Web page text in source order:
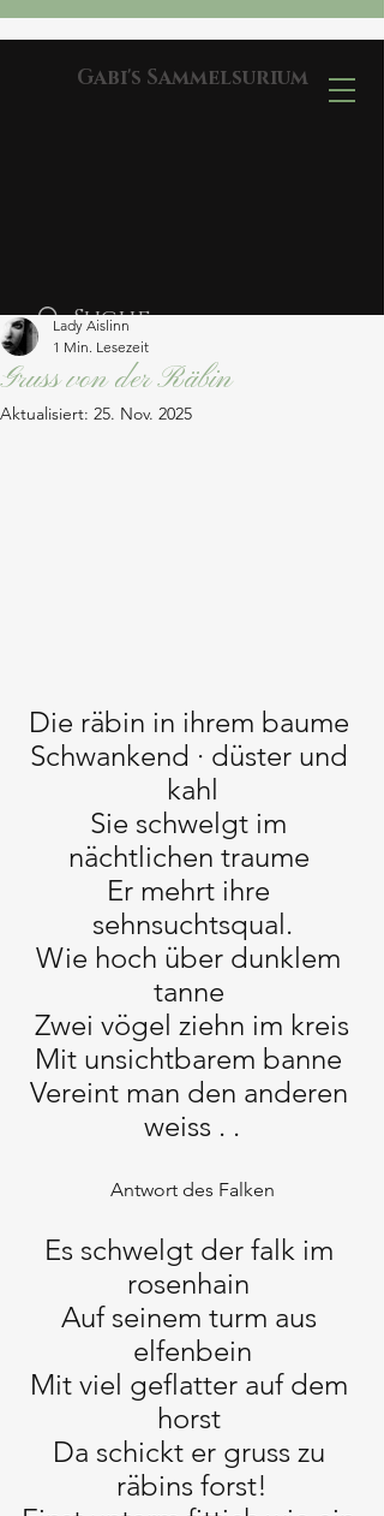
Gabi's Sammelsurium
Gruss von der Räbin
Lady Aislinn
1 Min. Lesezeit
Aktualisiert: 25. Nov. 2025
Die räbin in ihrem baume
Schwankend · düster und
kahl
Sie schwelgt im
nächtlichen traume
Er mehrt ihre
sehnsuchtsqual.
Wie hoch über dunklem
tanne
Zwei vögel ziehn im kreis
Mit unsichtbarem banne
Vereint man den anderen
weiss . .
Antwort des Falken
Es schwelgt der falk im
rosenhain
Auf seinem turm aus
elfenbein
Mit viel geflatter auf dem
horst
Da schickt er gruss zu
räbins forst!